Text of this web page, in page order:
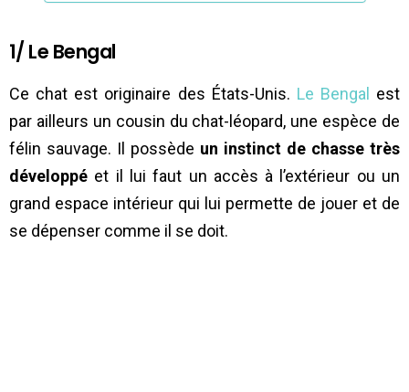
1/ Le Bengal
Ce chat est originaire des États-Unis. Le Bengal est
par ailleurs un cousin du chat-léopard, une espèce de
félin sauvage. Il possède un instinct de chasse très
développé et il lui faut un accès à l’extérieur ou un
grand espace intérieur qui lui permette de jouer et de
se dépenser comme il se doit.